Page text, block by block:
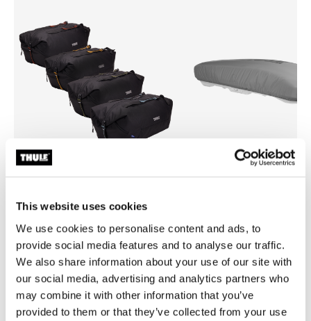
This website uses cookies
We use cookies to personalise content and ads, to
provide social media features and to analyse our traffic.
We also share information about your use of our site with
our social media, advertising and analytics partners who
may combine it with other information that you’ve
provided to them or that they’ve collected from your use
Thule GoPack duffel set
3 249,00 kr
749,00 kr